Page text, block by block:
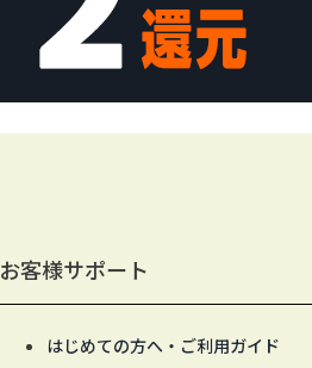
お客様サポート
はじめての方へ・ご利用ガイド